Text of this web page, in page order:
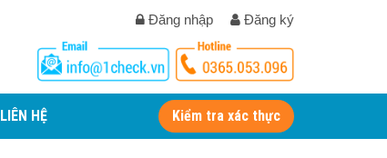
Đăng nhập Đăng ký
LIÊN HỆ Kiểm tra xác thực